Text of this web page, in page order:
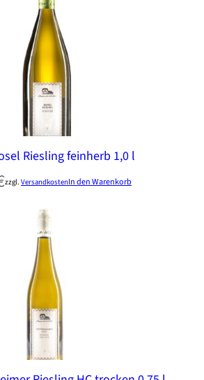
Riesling feinherb 1,0 l
zzgl. VersandkostenIn den Warenkorb